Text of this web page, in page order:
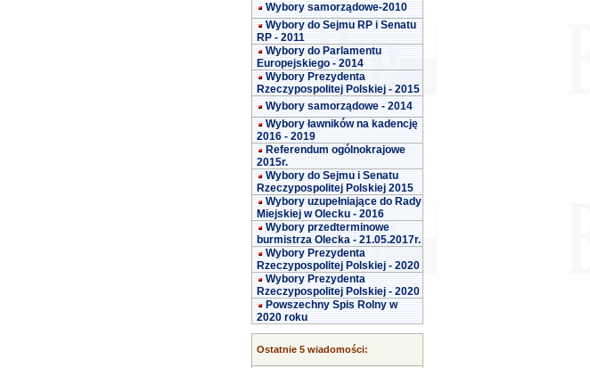
Wybory samorządowe-2010
Wybory do Sejmu RP i Senatu
RP - 2011
Wybory do Parlamentu
Europejskiego - 2014
Wybory Prezydenta
Rzeczypospolitej Polskiej - 2015
Wybory samorządowe - 2014
Wybory ławników na kadencję
2016 - 2019
Referendum ogólnokrajowe
2015r.
Wybory do Sejmu i Senatu
Rzeczypospolitej Polskiej 2015
Wybory uzupełniające do Rady
Miejskiej w Olecku - 2016
Wybory przedterminowe
burmistrza Olecka - 21.05.2017r.
Wybory Prezydenta
Rzeczypospolitej Polskiej - 2020
Wybory Prezydenta
Rzeczypospolitej Polskiej - 2020
Powszechny Spis Rolny w
2020 roku
Ostatnie 5 wiadomości: